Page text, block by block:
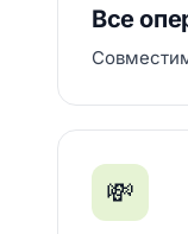
Все
💸